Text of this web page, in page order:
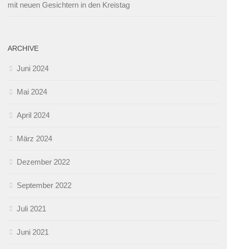
mit neuen Gesichtern in den Kreistag
ARCHIVE
Juni 2024
Mai 2024
April 2024
März 2024
Dezember 2022
September 2022
Juli 2021
Juni 2021